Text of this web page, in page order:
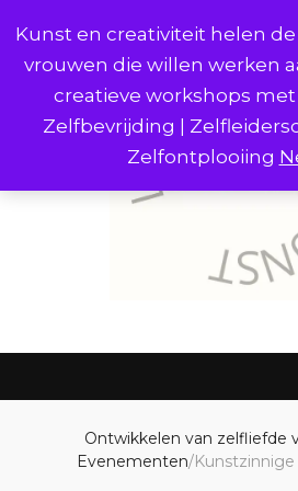
Kunst en creativiteit helen de
vrouwen die willen werken
creatieve workshops
Zelfbevrijding |
Zelfontplooiing
Ontwikkelen van zelfliefde
Evenementen/Kunstzinnige